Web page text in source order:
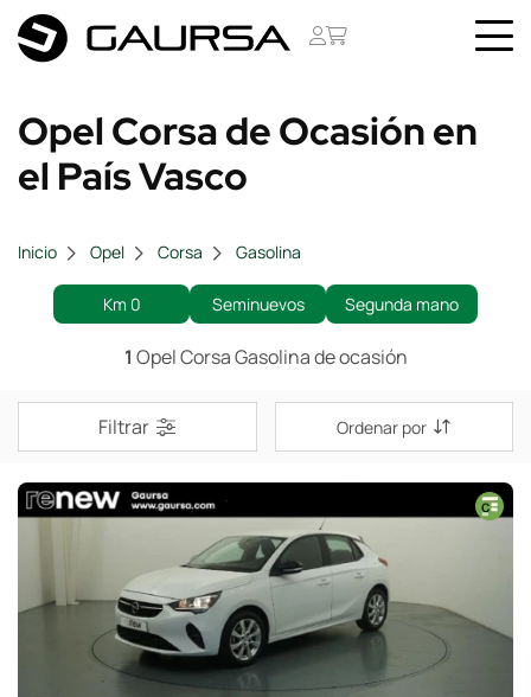
Opel Corsa de Ocasión en
el País Vasco
Inicio Opel Corsa Gasolina
Km 0 Seminuevos Segunda mano
1 Opel Corsa Gasolina de ocasión
Filtrar Ordenar por